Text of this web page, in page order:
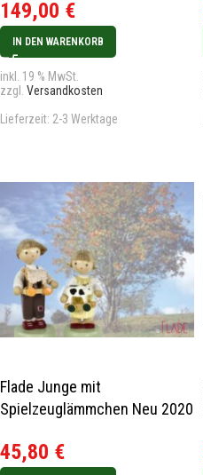
149,00 €
IN DEN WARENKORB
inkl. 19 % MwSt.
zzgl. Versandkosten
Lieferzeit: 2-3 Werktage
Flade Junge mit
Spielzeuglämmchen Neu 2020
45,80 €